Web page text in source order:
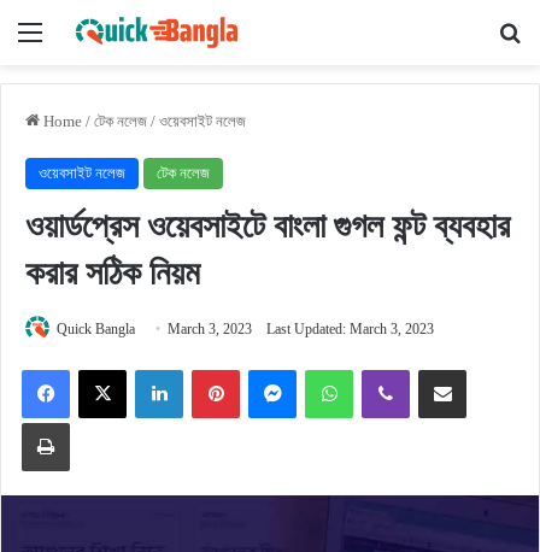
Menu
Home / টেক নলেজ / ওয়েবসাইট নলেজ
ওয়েবসাইট নলেজ টেক নলেজ
ওয়ার্ডপ্রেস ওয়েবসাইটে বাংলা গুগল ফন্ট ব্যবহার
করার সঠিক নিয়ম
Quick Bangla March 3, 2023 Last Updated: March 3, 2023
FacebookX LinkedInPinterestMessengerWhatsAppViber Share via Email
Print